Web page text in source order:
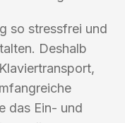
so stressfrei und
Deshalb
das Ein- und